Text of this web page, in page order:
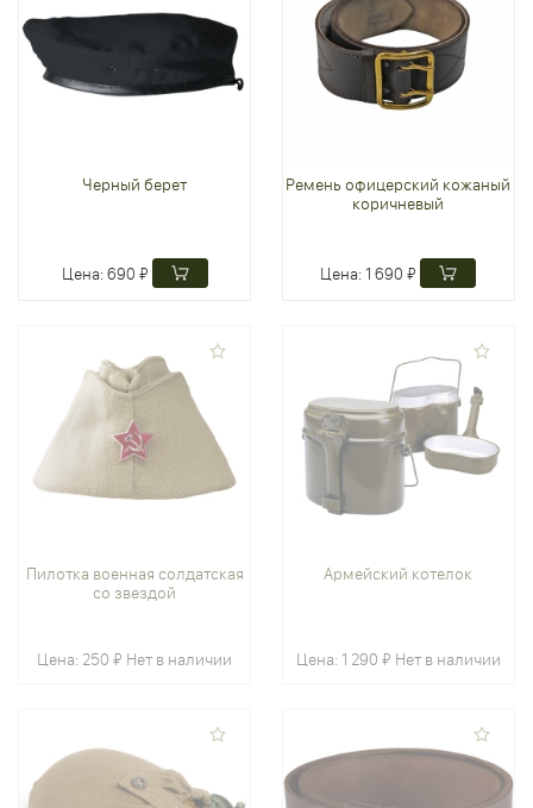
Черный берет
Цена:690 ₽
Ремень офицерский кожаный
коричневый
Цена:1 690 ₽
Пилотка военная солдатская
со звездой
Цена: 250 ₽ Нет в наличии
Армейский котелок
Цена: 1 290 ₽ Нет в наличии